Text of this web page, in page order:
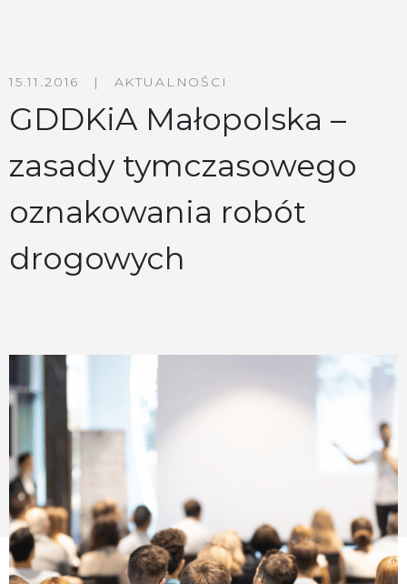
15.11.2016 | AKTUALNOŚCI
GDDKiA Małopolska –
zasady tymczasowego
oznakowania robót
drogowych